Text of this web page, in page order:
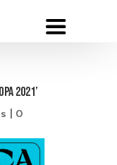
2021’
0